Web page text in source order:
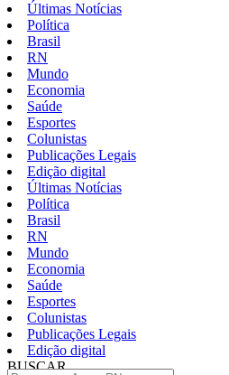
Últimas Notícias
Política
Brasil
RN
Mundo
Economia
Saúde
Esportes
Colunistas
Publicações Legais
Edição digital
Últimas Notícias
Política
Brasil
RN
Mundo
Economia
Saúde
Esportes
Colunistas
Publicações Legais
Edição digital
BUSCAR